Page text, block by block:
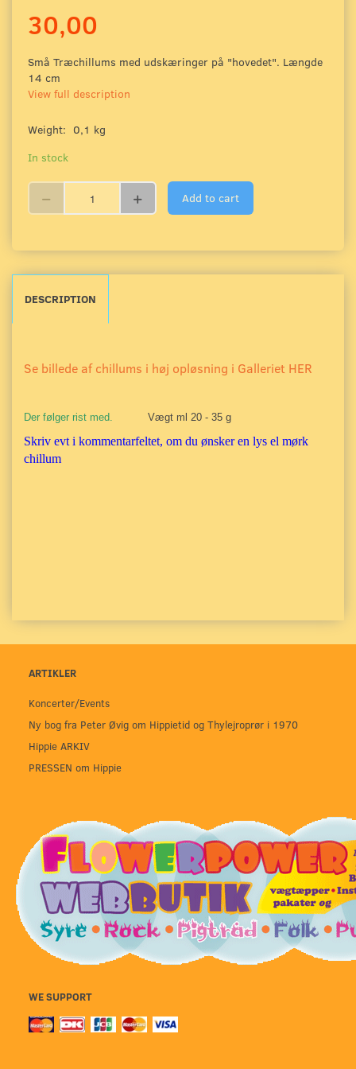
30,00
Små Træchillums med udskæringer på "hovedet". Længde
14 cm
View full description
Weight: 0,1 kg
In stock
Add to cart
DESCRIPTION
Se billede af chillums i høj opløsning i Galleriet HER
Der følger rist med. Vægt ml 20 - 35 g
Skriv evt i kommentarfeltet, om du ønsker en lys el mørk
chillum
ARTIKLER
Koncerter/Events
Ny bog fra Peter Øvig om Hippietid og Thylejroprør i 1970
Hippie ARKIV
PRESSEN om Hippie
WE SUPPORT